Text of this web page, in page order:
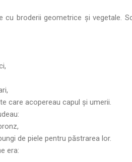
cu broderii geometrice și vegetale.
care acopereau capul și umerii.
de piele pentru păstrarea lor.
era: